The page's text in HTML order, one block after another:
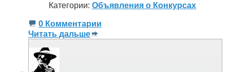
Категории: Объявления о Конкурсах
0 Комментарии
Читать дальше